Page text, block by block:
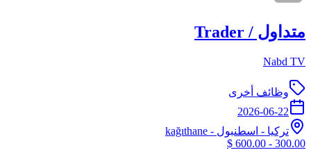
متداول / Trader
Nabd TV
وظائف أخرى
2026-06-22
تركيا - اسطنبول - kağıthane
300.00 - 600.00 $